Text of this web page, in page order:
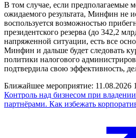
В том случае, если предполагаемые
ожидаемого результата, Минфин не
воспользуется возможностью
президентского резерва (до 342,2
напряженной ситуации, есть все
Минфин и дальше будет следовать
политики налогового
подтвердила свою эффективность,
Ближайшее мероприятие: 11.08.2026
Контроль над бизнесом при
партнёрами. Как избежать